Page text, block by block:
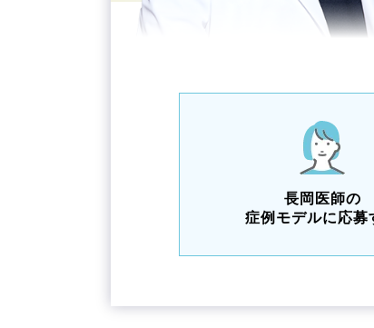
長岡医師の
症例モデルに応募